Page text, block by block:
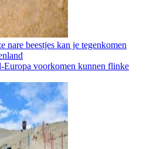
nare beestjes kan je tegenkomen
Europa voorkomen kunnen flinke